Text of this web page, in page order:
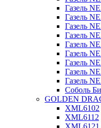
Газель
Газель
Газель
Газель
Газель
Газель
Газель
Газель
Газель
Соболь
GOLDEN
XML6102
XML6112